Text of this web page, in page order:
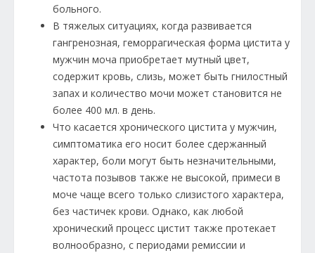
больного.
В тяжелых ситуациях, когда развивается
гангренозная, геморрагическая форма цистита у
мужчин моча приобретает мутный цвет,
содержит кровь, слизь, может быть гнилостный
запах и количество мочи может становится не
более 400 мл. в день.
Что касается хронического цистита у мужчин,
симптоматика его носит более сдержанный
характер, боли могут быть незначительными,
частота позывов также не высокой, примеси в
моче чаще всего только слизистого характера,
без частичек крови. Однако, как любой
хронический процесс цистит также протекает
волнообразно, с периодами ремиссии и